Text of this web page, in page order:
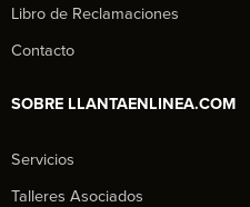
Libro de Reclamaciones
Contacto
SOBRE LLANTAENLINEA.COM
Servicios
Talleres Asociados